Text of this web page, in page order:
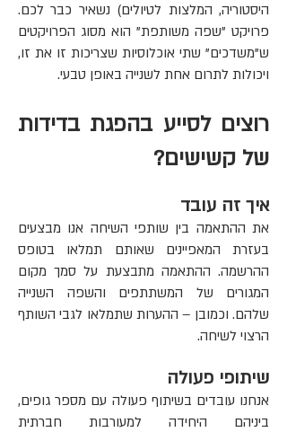
היסטוריה, המלצות לטיולים) נשאיר כבר לכם.
פרויקט "שפה משותפת" הוא מסוג הפרויקטים
ש"משדכים" שתי אוכלוסיות שצריכות זו את זו,
ויכולות לתרום אחת לשנייה באופן טבעי.
רוצים לסייע בהפגת בדידות
של קשישים?
איך זה עובד
את ההתאמה בין שותפי השיחה אנו מבצעים
בעזרת המאפיינים שאותם תמלאו בטופס
ההרשמה. ההתאמה מתבצעת על סמך מקום
המגורים של המשתתפים והשפה השנייה
שלהם. וכמובן – ההערות שתמלאו לגבי השותף
הרצוי לשיחה.
שיתופי פעולה
אנחנו עובדים בשיתוף פעולה עם מספר גופים,
ביניהם היחידה למעורבות חברתית